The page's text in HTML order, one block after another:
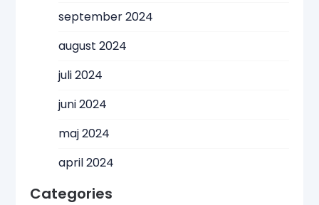
september 2024
august 2024
juli 2024
juni 2024
maj 2024
april 2024
Categories